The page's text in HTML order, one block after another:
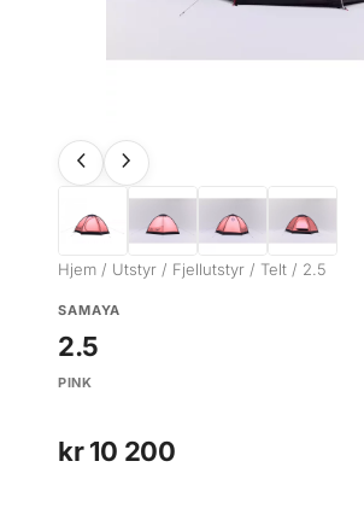
Hjem / Utstyr / Fjellutstyr / Telt / 2.5
SAMAYA
2.5
PINK
kr10 200